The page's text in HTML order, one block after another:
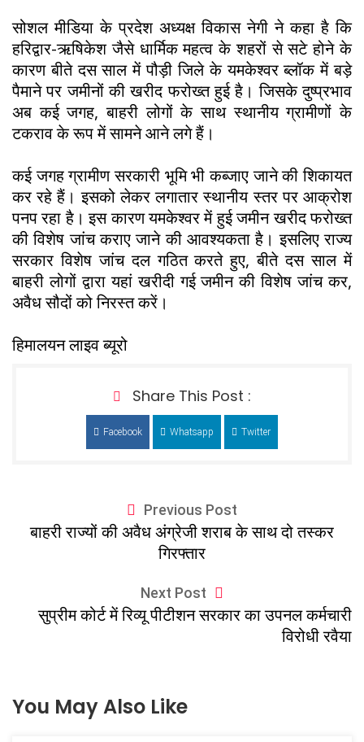
सोशल मीडिया के प्रदेश अध्यक्ष विकास नेगी ने कहा है कि
हरिद्वार-ऋषिकेश जैसे धार्मिक महत्व के शहरों से सटे होने के
कारण बीते दस साल में पौड़ी जिले के यमकेश्वर ब्लॉक में बड़े
पैमाने पर जमीनों की खरीद फरोख्त हुई है। जिसके दुष्प्रभाव
अब कई जगह, बाहरी लोगों के साथ स्थानीय ग्रामीणों के
टकराव के रूप में सामने आने लगे हैं।
कई जगह ग्रामीण सरकारी भूमि भी कब्जाए जाने की शिकायत
कर रहे हैं। इसको लेकर लगातार स्थानीय स्तर पर आक्रोश
पनप रहा है। इस कारण यमकेश्वर में हुई जमीन खरीद फरोख्त
की विशेष जांच कराए जाने की आवश्यकता है। इसलिए राज्य
सरकार विशेष जांच दल गठित करते हुए, बीते दस साल में
बाहरी लोगों द्वारा यहां खरीदी गई जमीन की विशेष जांच कर,
अवैध सौदों को निरस्त करें।
हिमालयन लाइव ब्यूरो
Share This Post :
Facebook Whatsapp Twitter
Previous Post
बाहरी राज्यों की अवैध अंग्रेजी शराब के साथ दो तस्कर
गिरफ्तार
Next Post
सुप्रीम कोर्ट में रिव्यू पीटीशन सरकार का उपनल कर्मचारी
विरोधी रवैया
You May Also Like